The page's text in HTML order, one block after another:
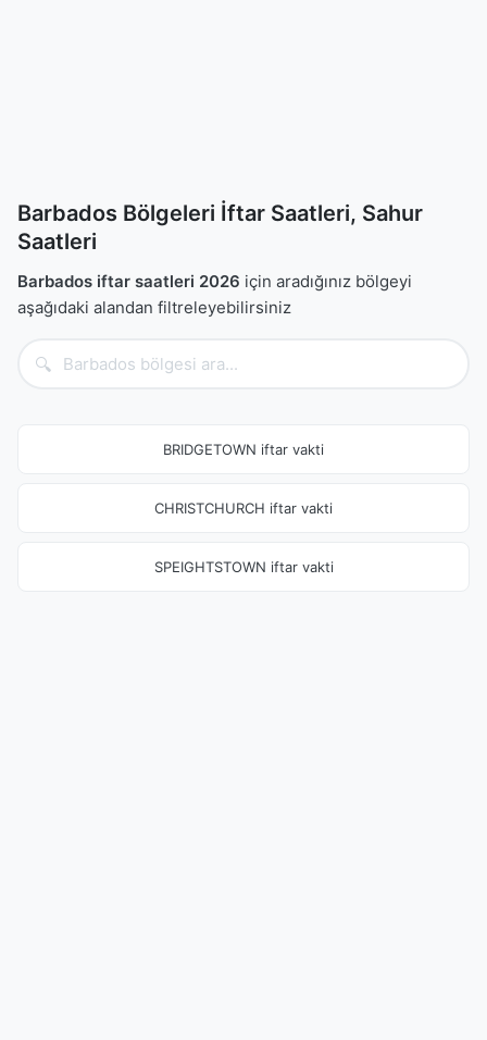
Barbados Bölgeleri İftar Saatleri, Sahur
Saatleri
Barbados iftar saatleri 2026 için aradığınız bölgeyi
aşağıdaki alandan filtreleyebilirsiniz
🔍
BRIDGETOWN iftar vakti
CHRISTCHURCH iftar vakti
SPEIGHTSTOWN iftar vakti